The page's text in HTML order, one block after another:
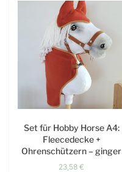
Set für Hobby Horse A4:
Fleecedecke +
Ohrenschützern – ginger
23,58€